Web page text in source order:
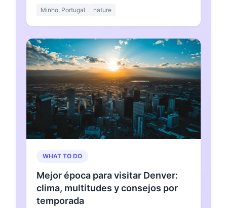
Minho, Portugal nature
WHAT TO DO
Mejor época para visitar Denver:
clima, multitudes y consejos por
temporada